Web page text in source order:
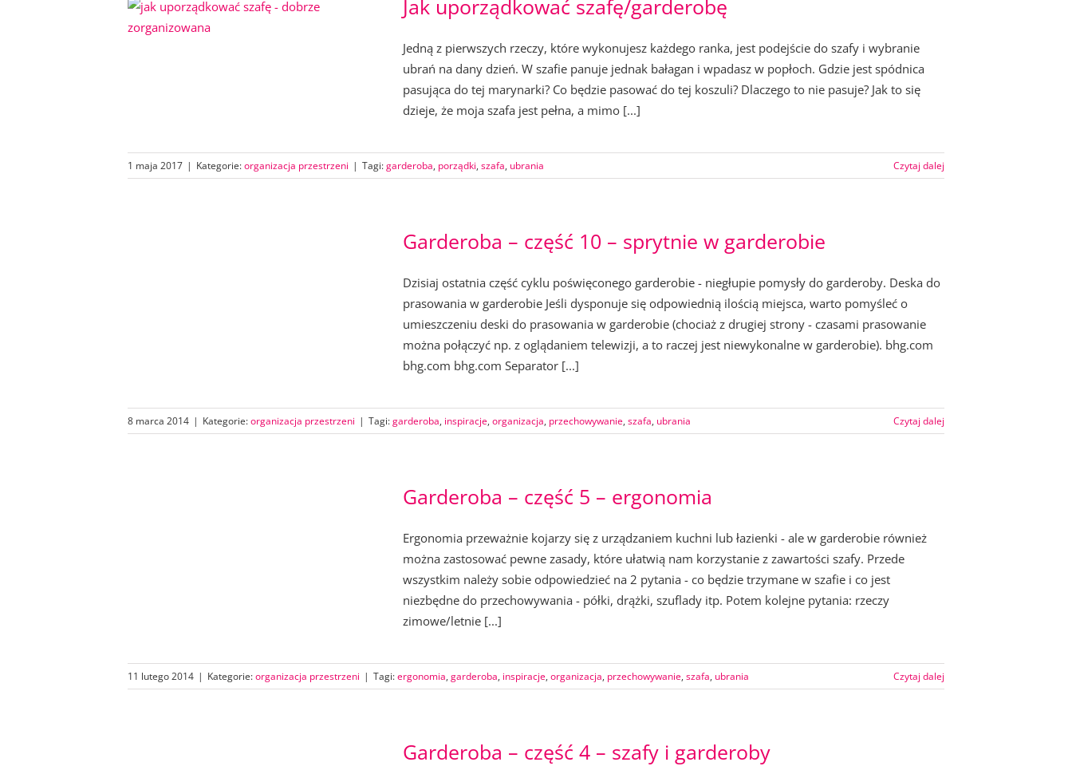
Jak uporządkować szafę/garderobę
Jedną z pierwszych rzeczy, które wykonujesz każdego ranka, jest podejście do szafy i wybranie
ubrań na dany dzień. W szafie panuje jednak bałagan i wpadasz w popłoch. Gdzie jest spódnica
pasująca do tej marynarki? Co będzie pasować do tej koszuli? Dlaczego to nie pasuje? Jak to się
dzieje, że moja szafa jest pełna, a mimo [...]
1 maja 2017 | Kategorie:organizacja przestrzeni | Tagi:garderoba, porządki, szafa, ubrania Czytaj dalej
Garderoba – część 10 – sprytnie w garderobie
Dzisiaj ostatnia część cyklu poświęconego garderobie - niegłupie pomysły do garderoby. Deska do
prasowania w garderobie Jeśli dysponuje się odpowiednią ilością miejsca, warto pomyśleć o
umieszczeniu deski do prasowania w garderobie (chociaż z drugiej strony - czasami prasowanie
można połączyć np. z oglądaniem telewizji, a to raczej jest niewykonalne w garderobie). bhg.com
bhg.com bhg.com Separator [...]
8 marca 2014 | Kategorie:organizacja przestrzeni | Tagi:garderoba, inspiracje, organizacja, przechowywanie, szafa, ubrania Czytaj dalej
Garderoba – część 5 – ergonomia
Ergonomia przeważnie kojarzy się z urządzaniem kuchni lub łazienki - ale w garderobie również
można zastosować pewne zasady, które ułatwią nam korzystanie z zawartości szafy. Przede
wszystkim należy sobie odpowiedzieć na 2 pytania - co będzie trzymane w szafie i co jest
niezbędne do przechowywania - półki, drążki, szuflady itp. Potem kolejne pytania: rzeczy
zimowe/letnie [...]
11 lutego 2014 | Kategorie:organizacja przestrzeni | Tagi:ergonomia, garderoba, inspiracje, organizacja, przechowywanie, szafa, ubrania Czytaj dalej
Garderoba – część 4 – szafy i garderoby